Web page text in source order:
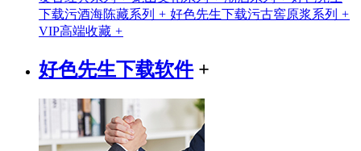
下载污酒海陈藏系列 + 好色先生下载污古窖原浆系列 +
VIP高端收藏 +
好色先生下载软件+